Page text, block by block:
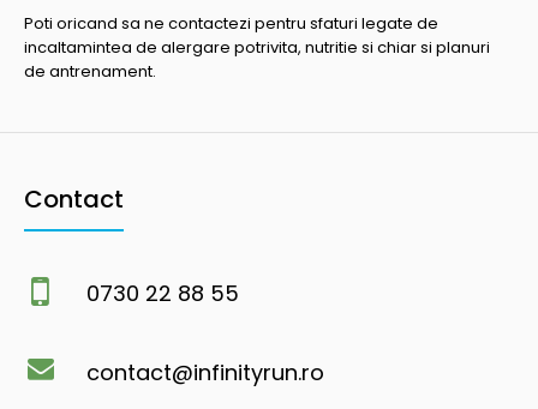
Poti oricand sa ne contactezi pentru sfaturi legate de
incaltamintea de alergare potrivita, nutritie si chiar si planuri
de antrenament.
Contact
0730 22 88 55
contact@infinityrun.ro